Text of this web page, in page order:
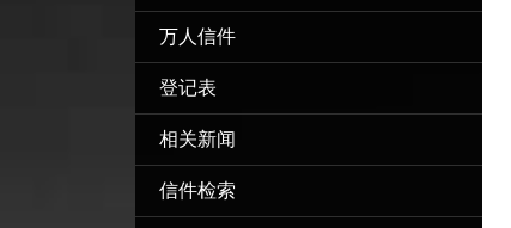
万人信件
登记表
相关新闻
信件检索